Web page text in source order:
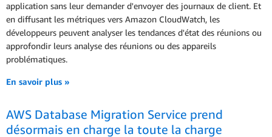
application sans leur demander d'envoyer des journaux de client. Et
en diffusant les métriques vers Amazon CloudWatch, les
développeurs peuvent analyser les tendances d'état des réunions ou
approfondir leurs analyse des réunions ou des appareils
problématiques.
En savoir plus »
AWS Database Migration Service prend
désormais en charge la toute la charge